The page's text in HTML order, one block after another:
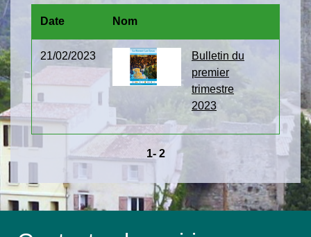
Date Nom
21/02/2023
Bulletin du
premier
trimestre
2023
1- 2